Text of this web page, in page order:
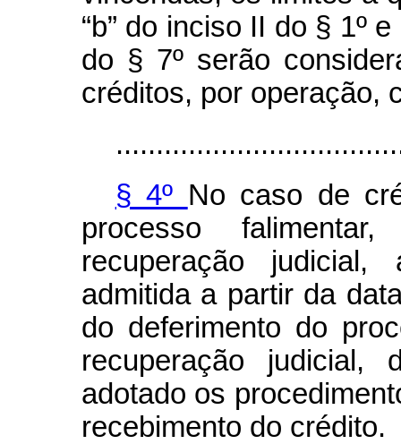
“b” do inciso II do § 1º
do § 7º serão
créditos, por operação,
§ 4º No caso de
processo
recuperação
admitida a partir da
do deferimento do
recuperação
adotado os
recebimento do crédito.